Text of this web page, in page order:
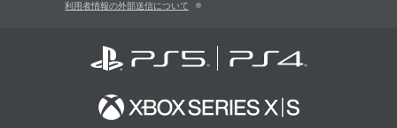
利用者情報の外部送信について